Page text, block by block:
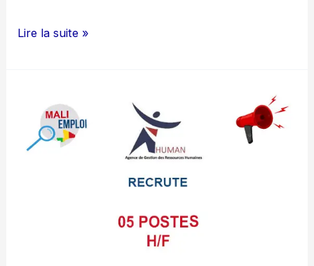
UNFPA
Lire la suite »